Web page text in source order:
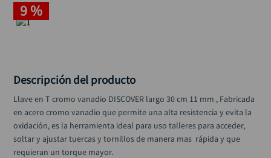
9 %
Descripción del producto
Llave en T cromo vanadio DISCOVER largo 30 cm 11 mm , Fabricada
en acero cromo vanadio que permite una alta resistencia y evita la
oxidación, es la herramienta ideal para uso talleres para acceder,
soltar y ajustar tuercas y tornillos de manera mas  rápida y que
requieran un torque mayor.
broca
rodachina
ruteadora